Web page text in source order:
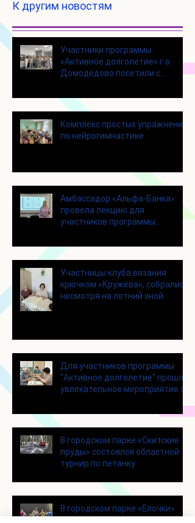
К другим новостям
Участники программы
«Активное долголетие» г.о.
Домодедово посетили с
Щелково
Комплекс простых упражнений
по нейрогимнастике
Амбассадор «Альфа-Банка»
провела лекцию для
участников программы
Участницы клуба вязания
крючком «Кружева», собрались
несмотря на летний зной
Для участников программы
"Активное долголетие" прошло
увлекательное мероприятие с
играми
В городском парке «Скитские
пруды» состоялся областной
турнир по петанку
В городском парке «Ёлочки»